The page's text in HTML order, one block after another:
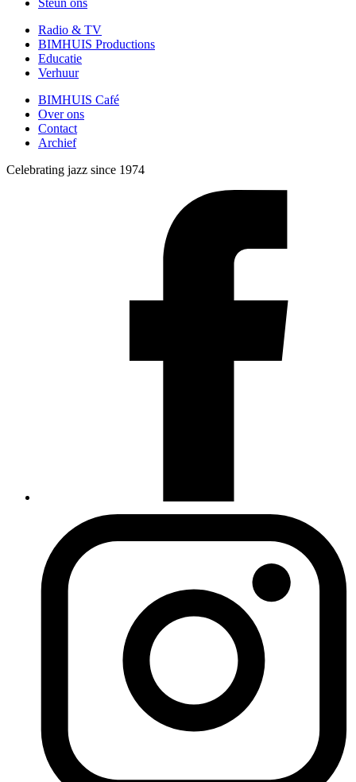
Steun ons
Radio & TV
BIMHUIS Productions
Educatie
Verhuur
BIMHUIS Café
Over ons
Contact
Archief
Celebrating jazz since 1974